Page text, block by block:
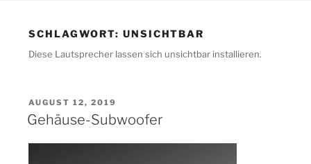
SCHLAGWORT: UNSICHTBAR
Diese Lautsprecher lassen sich unsichtbar installieren.
VERÖFFENTLICHT
AM
AUGUST 12, 2019
Gehäuse-Subwoofer